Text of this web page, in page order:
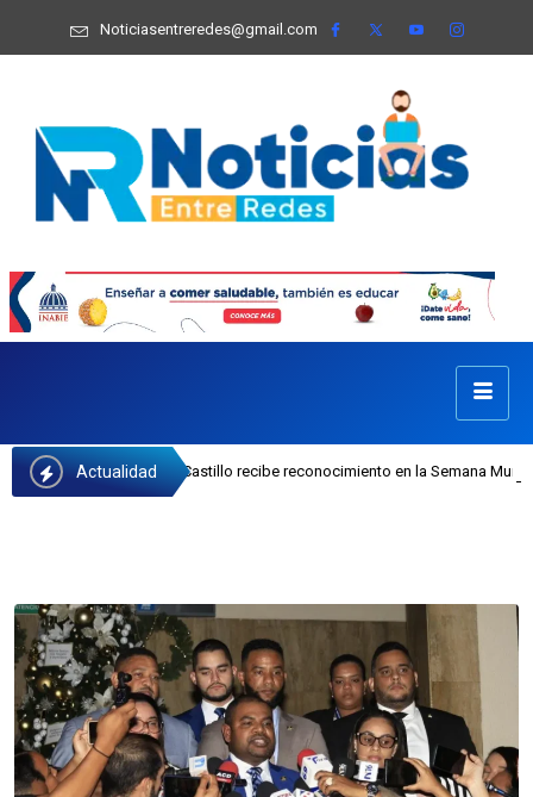
Noticiasentreredes@gmail.com
Actualidad
Josefa Castillo recibe reconocimiento en la Semana Mundial de la